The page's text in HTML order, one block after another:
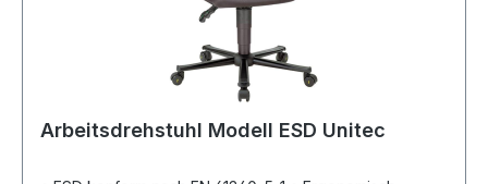
Arbeitsdrehstuhl Modell ESD Unitec